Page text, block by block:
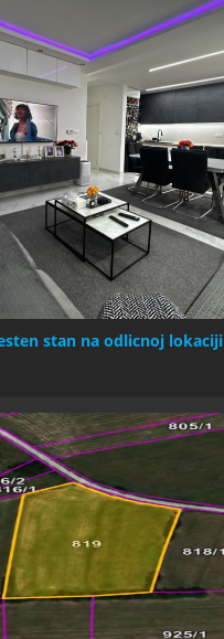
stan na odlicnoj lokaciji